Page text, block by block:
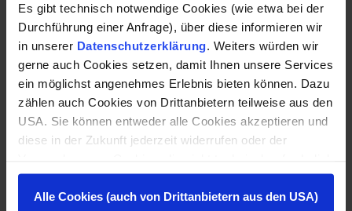
Es gibt technisch notwendige Cookies (wie etwa bei der
Durchführung einer Anfrage), über diese informieren wir
in unserer Datenschutzerklärung . Weiters würden wir
gerne auch Cookies setzen, damit Ihnen unsere Services
ein möglichst angenehmes Erlebnis bieten können. Dazu
zählen auch Cookies von Drittanbietern teilweise aus den
USA. Sie können entweder alle Cookies akzeptieren und
diese in der Zukunft jederzeit widerrufen oder der
sind, widersprechen. Zu den Anbietern aus der USA: Sie
können diese auch einzeln abwählen oder zulassen. Der
Alle Cookies (auch von Drittanbietern aus den USA)
Wir zeigen, was wir tun – direkt aus dem Burgenland.
Ob neue Bauprojekte, spannende Einblicke in unseren
Arbeitsalltag oder Meilensteine auf unseren Baustellen:
Hier erfahren Sie, woran wir gerade arbeiten und was
uns bewegt.
Bleiben Sie über aktuelle Projekte, Auszeichnungen
informiert!